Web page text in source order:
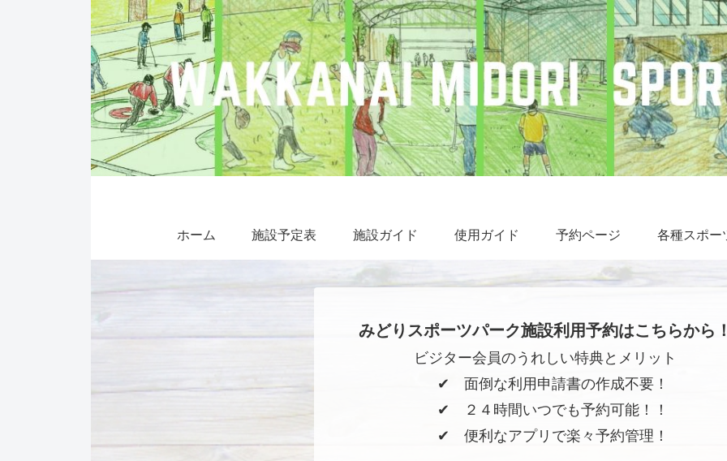
ホーム 施設予定表 施設ガイド 使用ガイド 予約ページ 各種スポー
みどりスポーツパーク施設利用予約はこちらから
ビジター会員のうれしい特典とメリット
✔︎ 面倒な利用申請書の作成不要！
✔︎ ２４時間いつでも予約可能！！
✔︎ 便利なアプリで楽々予約管理！